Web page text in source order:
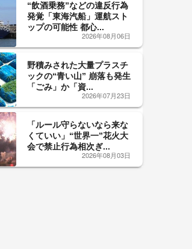
“飲酒乗務”などの違反行為
発覚「東海汽船」運航スト
ップの可能性 都心...
2026年08月06日
野積みされた大量プラスチ
ックの“青い山” 崩落も発生
「ごみ」か「資...
2026年07月23日
「ルール守らないなら来な
くていい」“世界一”花火大
会で禁止行為相次ぎ...
2026年08月03日